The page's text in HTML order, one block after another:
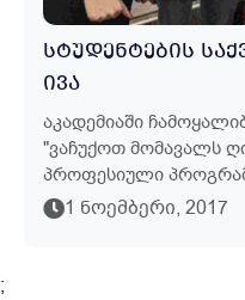
ᲡᲢᲣᲓᲔᲜᲢᲔᲑᲘᲡ
ᲘᲕᲐ
Აკადემიაში
"ვაჩუქოთ Მომავალს
Პროფესიული
Სტუდენტს Აერთიანებს
Საქველმოქმედო,
1 ᲜᲝᲔᲛᲑᲔᲠᲘ, 2017
;